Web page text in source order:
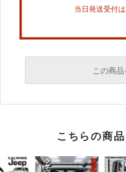
当日発送受付
この商
必須
こちらの商